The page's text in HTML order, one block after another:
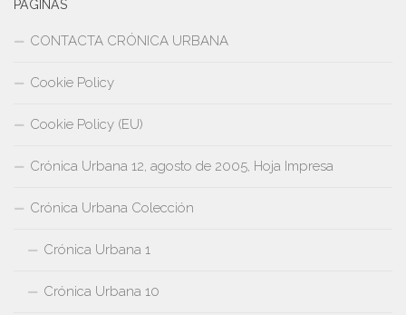
PAGINAS
CONTACTA CRÓNICA URBANA
Cookie Policy
Cookie Policy (EU)
Crónica Urbana 12, agosto de 2005, Hoja Impresa
Crónica Urbana Colección
Crónica Urbana 1
Crónica Urbana 10